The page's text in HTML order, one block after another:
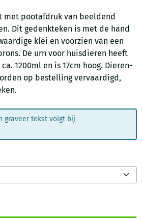
met pootafdruk van beeldend
Dit gedenkteken is met de hand
klei en voorzien van een
De urn voor huisdieren heeft
1200ml en is 17cm hoog. Dieren-
op bestelling vervaardigd,
graveer tekst volgt bij